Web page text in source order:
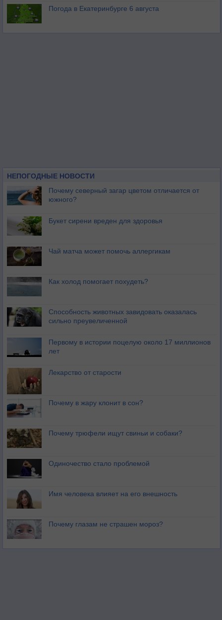
Погода в Екатеринбурге 6 августа
НЕПОГОДНЫЕ НОВОСТИ
Почему северный загар цветом отличается от
южного?
Букет сирени вреден для здоровья
Чай матча может помочь аллергикам
Как холод помогает похудеть?
Способность животных завидовать оказалась
сильно преувеличенной
Первому в истории поцелую около 17 миллионов
лет
Лекарство от старости
Почему в жару клонит в сон?
Почему трюфели ищут свиньи и собаки?
Одиночество стало проблемой
Имя человека влияет на его внешность
Почему глазам не страшен мороз?